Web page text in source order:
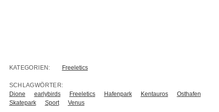
KATEGORIEN: Freeletics
SCHLAGWÖRTER:
Dione
earlybirds Freeletics Hafenpark Kentauros
Osthafen
Skatepark
Sport Venus